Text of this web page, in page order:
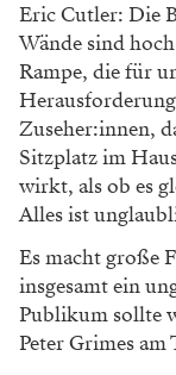
Eric Cutler: Die
Wände sind
Rampe, die für
Zuseher:innen,
Sitzplatz im
wirkt, als ob es
Alles ist
Es macht große
insgesamt ein
Publikum sollte
Peter Grimes am